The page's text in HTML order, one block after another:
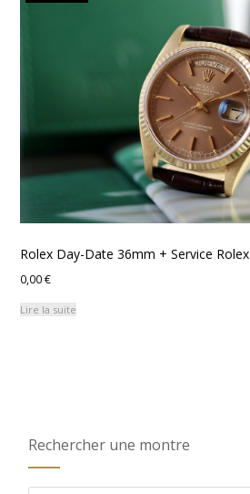
Rolex Day-Date 36mm + Service Rolex
0,00€
Lire la suite
Rechercher une montre